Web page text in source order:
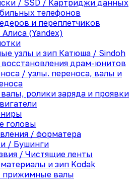
/ SSD / Картриджи данных
телефонов
и переплетчиков
(Yandex)
узлы и зип Катюша / Sindoh
драм-юнитов
/ узлы. переноса, валы и
ролики заряда и проявки
головы
/ форматера
/ Бушинги
/ Чистящие ленты
и зип Kodak
прижимные валы